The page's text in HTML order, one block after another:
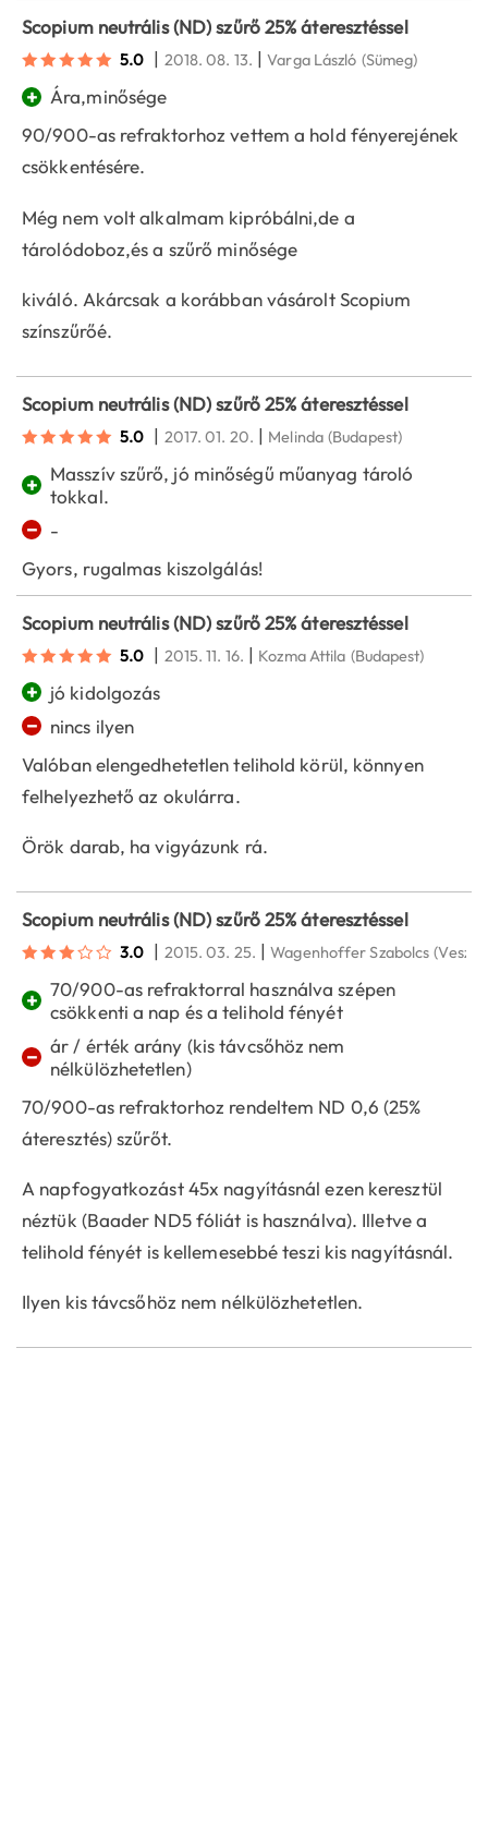
Scopium neutrális (ND) szűrő 25% áteresztéssel
5.0 | 2018. 08. 13. |Varga László (Sümeg)
+ Ára,minősége
90/900-as refraktorhoz vettem a hold fényerejének
csökkentésére.
Még nem volt alkalmam kipróbálni,de a
tárolódoboz,és a szűrő minősége
kiváló. Akárcsak a korábban vásárolt Scopium
színszűrőé.
Scopium neutrális (ND) szűrő 25% áteresztéssel
5.0 | 2017. 01. 20. | Melinda (Budapest)
+
Masszív szűrő, jó minőségű műanyag tároló
tokkal.
−
-
Gyors, rugalmas kiszolgálás!
Scopium neutrális (ND) szűrő 25% áteresztéssel
5.0 | 2015. 11. 16. | Kozma Attila (Budapest)
+ jó kidolgozás
−
nincs ilyen
Valóban elengedhetetlen telihold körül, könnyen
felhelyezhető az okulárra.
Örök darab, ha vigyázunk rá.
Scopium neutrális (ND) szűrő 25% áteresztéssel
3.0 | 2015. 03. 25. |Wagenhoffer Szabolcs
+ 70/900-as refraktorral használva szépen
csökkenti a nap és a telihold fényét
− ár / érték arány (kis távcsőhöz nem
nélkülözhetetlen)
70/900-as refraktorhoz rendeltem ND 0,6 (25%
áteresztés) szűrőt.
A napfogyatkozást 45x nagyításnál ezen keresztül
néztük (Baader ND5 fóliát is használva). Illetve a
telihold fényét is kellemesebbé teszi kis nagyításnál.
Ilyen kis távcsőhöz nem nélkülözhetetlen.